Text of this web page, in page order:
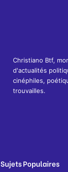
Christiano Btf,
d'actualités
cinéphiles,
trouvailles.
Sujets Populaires